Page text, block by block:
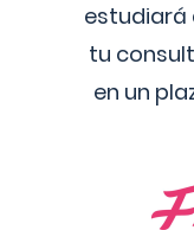
estudiará
tu
en un